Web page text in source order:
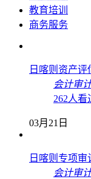
教育培训
商务服务
日喀则资产
会计审
262人看
03月21日
日喀则专项
会计审